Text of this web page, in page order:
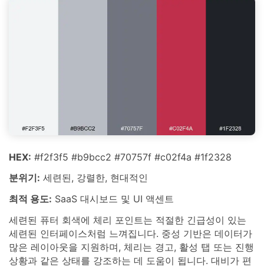
HEX: #f2f3f5 #b9bcc2 #70757f #c02f4a #1f2328
분위기: 세련된, 강렬한, 현대적인
최적 용도: SaaS 대시보드 및 UI 액센트
세련된 퓨터 회색에 체리 포인트는 적절한 긴급성이 있는
세련된 인터페이스처럼 느껴집니다. 중성 기반은 데이터가
많은 레이아웃을 지원하며, 체리는 경고, 활성 탭 또는 진행
상황과 같은 상태를 강조하는 데 도움이 됩니다. 대비가 편